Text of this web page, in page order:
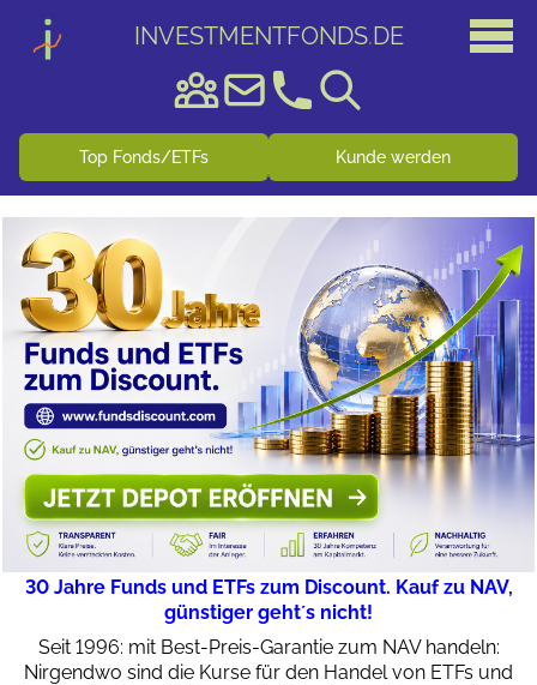
INVESTMENTFONDS.DE
Top Fonds/ETFs Kunde werden
30 Jahre Funds und ETFs zum Discount. Kauf zu NAV,
günstiger geht´s nicht!
Seit 1996: mit Best-Preis-Garantie zum NAV handeln:
Nirgendwo sind die Kurse für den Handel von ETFs und